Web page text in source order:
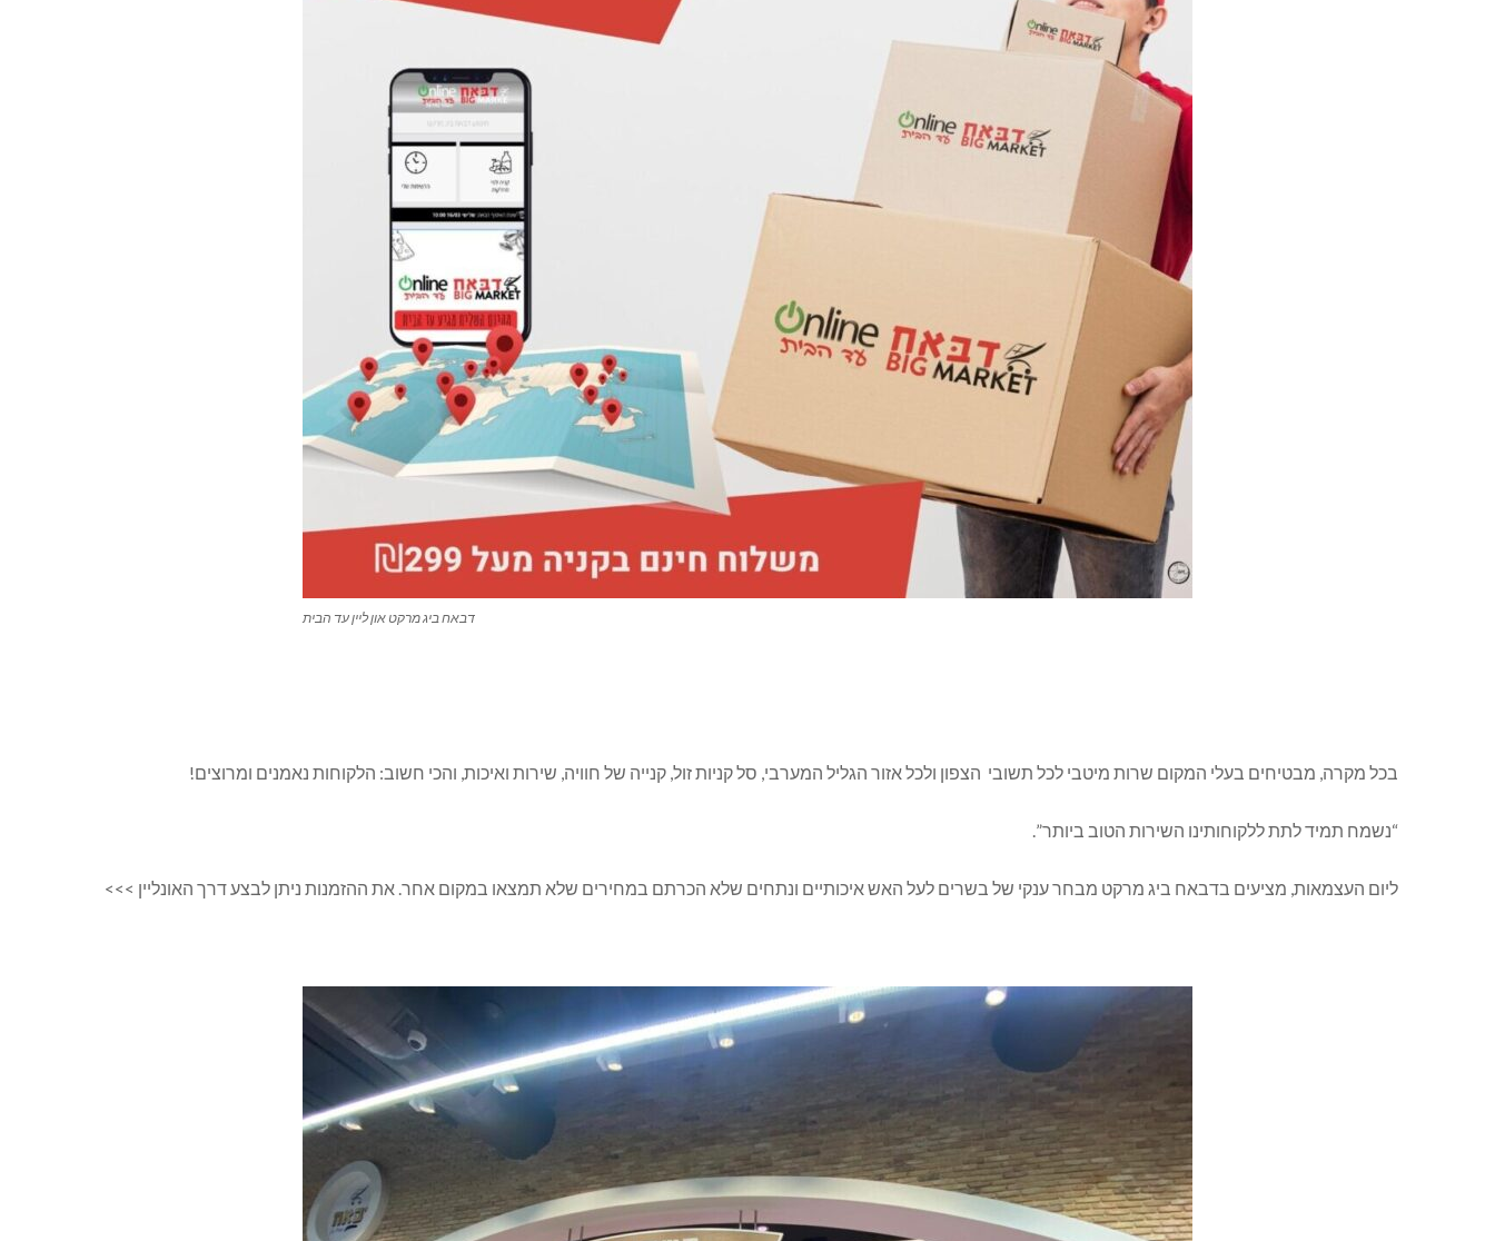
דבאח ביג מרקט און ליין עד הבית
בכל מקרה, מבטיחים בעלי המקום שרות מיטבי לכל תשובי הצפון ולכל אזור הגליל המערבי, סל קניות זול, קנייה של חוויה, שירות ואיכות, והכי חשוב: הלקוחות נאמנים ומרוצים!
“נשמח תמיד לתת ללקוחותינו השירות הטוב ביותר”.
ליום העצמאות, מציעים בדבאח ביג מרקט מבחר ענקי של בשרים לעל האש איכותיים ונתחים שלא הכרתם במחירים שלא תמצאו במקום אחר. את ההזמנות ניתן לבצע דרך האונליין >>>